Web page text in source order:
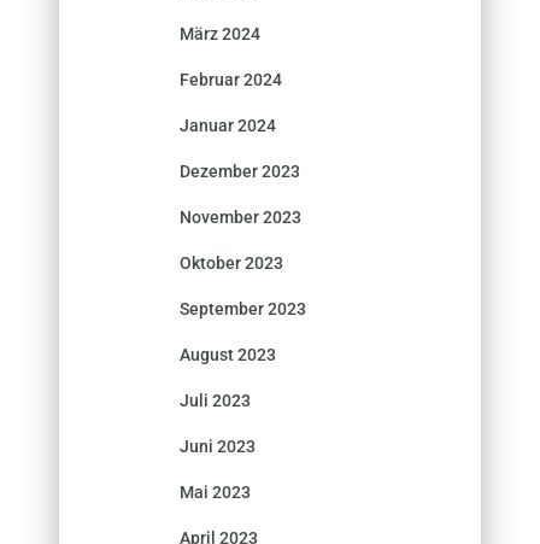
März 2024
Februar 2024
Januar 2024
Dezember 2023
November 2023
Oktober 2023
September 2023
August 2023
Juli 2023
Juni 2023
Mai 2023
April 2023